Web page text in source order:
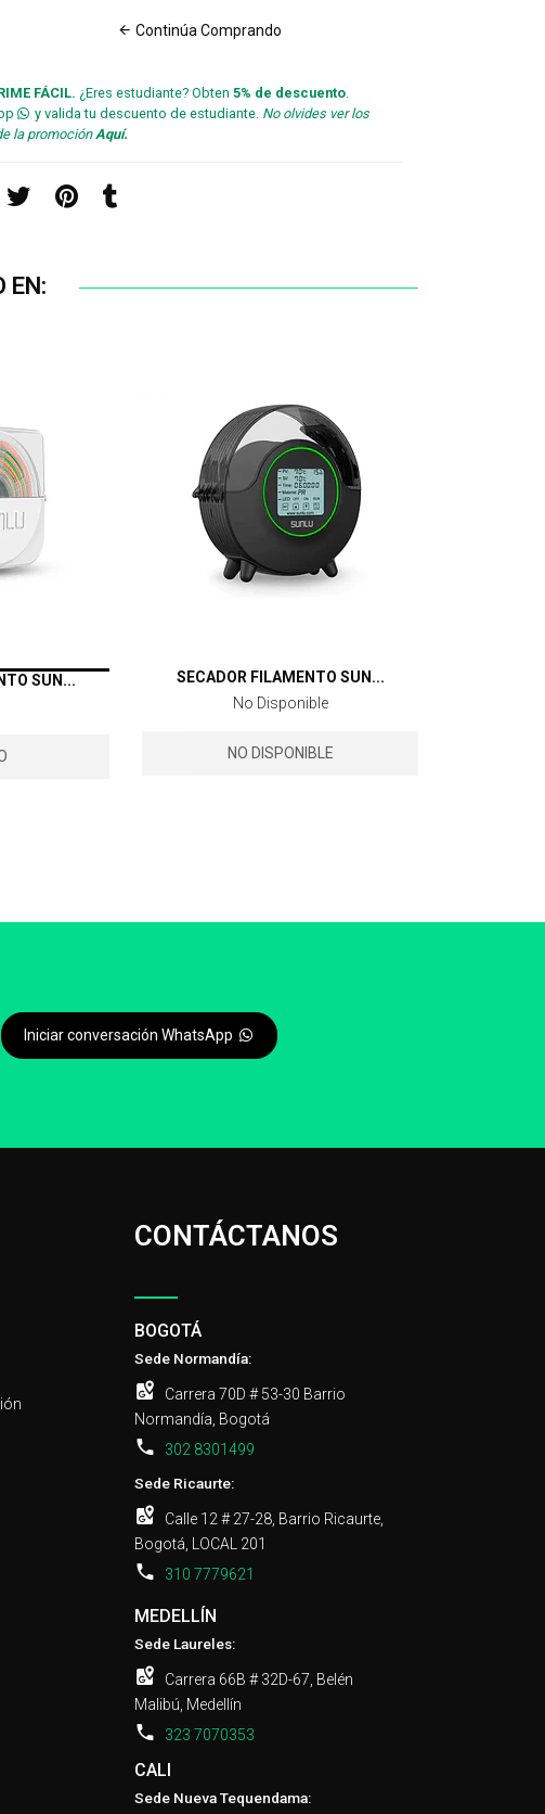
Continúa Comprando
FÁCIL. ¿Eres estudiante? Obten 5% de descuento.
y valida tu descuento de estudiante. No olvides ver los
la promociónAquí.
EN:
SUN...
SECADOR FILAMENTO SUN...
No Disponible
NO DISPONIBLE
Iniciar conversación WhatsApp
CONTÁCTANOS
BOGOTÁ
Sede Normandía:
Carrera 70D # 53-30 Barrio
Normandía, Bogotá
302 8301499
Sede Ricaurte:
Calle 12 # 27-28, Barrio Ricaurte,
Bogotá, LOCAL 201
310 7779621
MEDELLÍN
Sede Laureles:
Carrera 66B # 32D-67, Belén
Malibú, Medellín
323 7070353
CALI
Sede Nueva Tequendama: